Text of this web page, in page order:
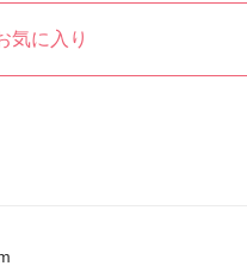
気に入り